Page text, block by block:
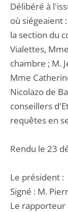
Délibéré à
où siégeaient
la section du
Vialettes,
chambre ; M.
Mme
Nicolazo de
conseillers
requêtes en
Rendu le 23
Le président :
Signé : M.
Le rapporteur